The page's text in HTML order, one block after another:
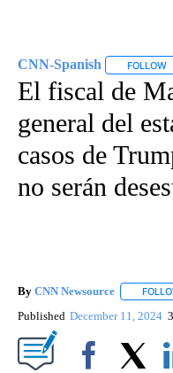
CNN-Spanish FOLLOW
El fiscal de
general del
casos de
no serán
By CNN Newsource
Published December 11, 2024